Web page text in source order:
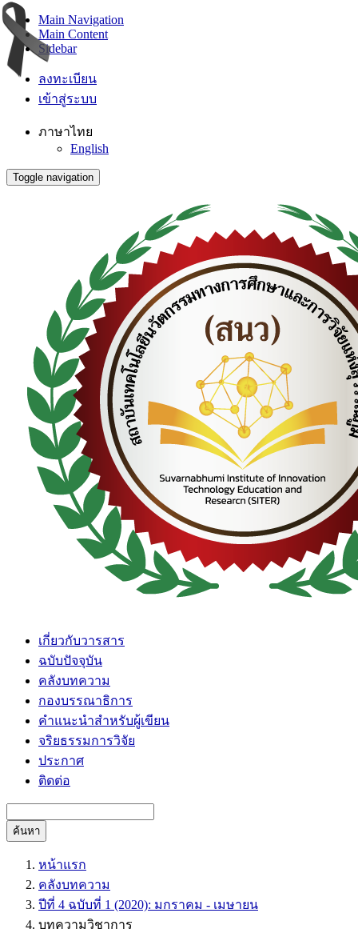
Main Navigation
Main Content
Sidebar
ลงทะเบียน
เข้าสู่ระบบ
ภาษาไทย
English
Toggle navigation
เกี่ยวกับวารสาร
ฉบับปัจจุบัน
คลังบทความ
กองบรรณาธิการ
คำแนะนำสำหรับผู้เขียน
จริยธรรมการวิจัย
ประกาศ
ติดต่อ
ค้นหา
หน้าแรก
คลังบทความ
ปีที่ 4 ฉบับที่ 1 (2020): มกราคม - เมษายน
บทความวิชาการ